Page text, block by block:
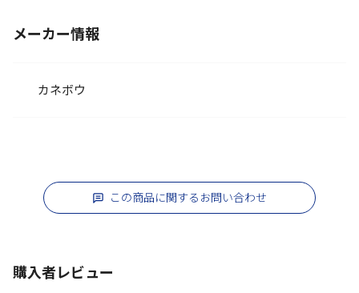
メーカー情報
カネボウ
この商品に関するお問い合わせ
購入者レビュー